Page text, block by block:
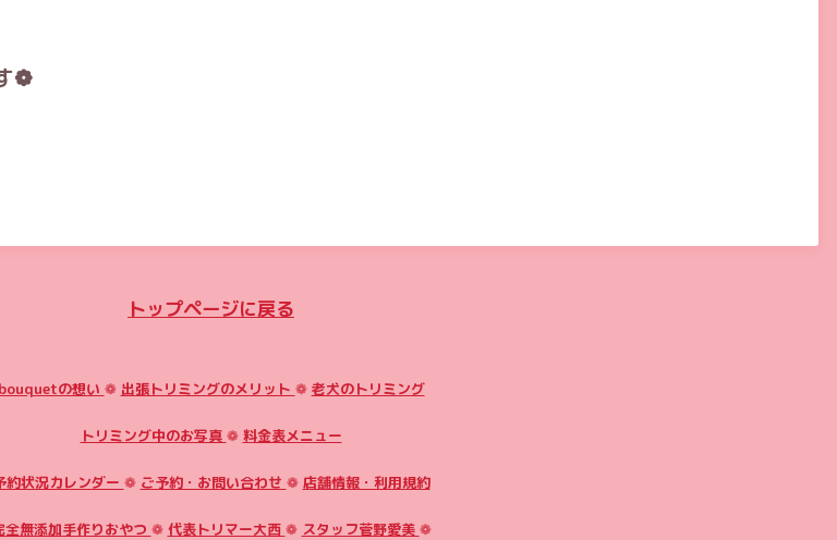
❁
トップページに戻る
bouquetの想い ❁ 出張トリミングのメリット ❁ 老犬のトリミング
トリミング中のお写真 ❁ 料金表メニュー
約状況カレンダー ❁ ご予約・お問い合わせ ❁ 店舗情報・利用規約
全無添加手作りおやつ ❁ 代表トリマー大西 ❁ スタッフ菅野愛美 ❁